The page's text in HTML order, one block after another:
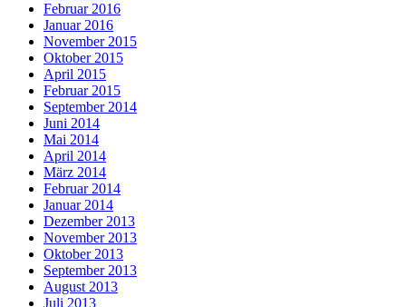
Februar 2016
Januar 2016
November 2015
Oktober 2015
April 2015
Februar 2015
September 2014
Juni 2014
Mai 2014
April 2014
März 2014
Februar 2014
Januar 2014
Dezember 2013
November 2013
Oktober 2013
September 2013
August 2013
Juli 2013